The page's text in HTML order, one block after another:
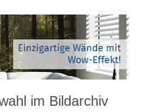
im Bildarchiv